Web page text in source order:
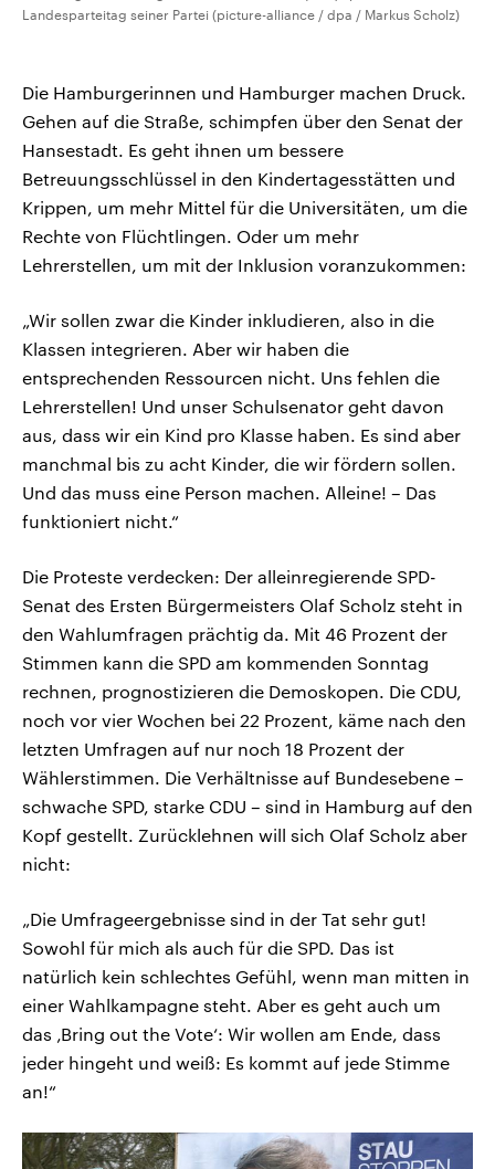
Landesparteitag seiner Partei (picture-alliance / dpa / Markus Scholz)
Die Hamburgerinnen und Hamburger machen Druck.
Gehen auf die Straße, schimpfen über den Senat der
Hansestadt. Es geht ihnen um bessere
Betreuungsschlüssel in den Kindertagesstätten und
Krippen, um mehr Mittel für die Universitäten, um die
Rechte von Flüchtlingen. Oder um mehr
Lehrerstellen, um mit der Inklusion voranzukommen:
„Wir sollen zwar die Kinder inkludieren, also in die
Klassen integrieren. Aber wir haben die
entsprechenden Ressourcen nicht. Uns fehlen die
Lehrerstellen! Und unser Schulsenator geht davon
aus, dass wir ein Kind pro Klasse haben. Es sind aber
manchmal bis zu acht Kinder, die wir fördern sollen.
Und das muss eine Person machen. Alleine! – Das
funktioniert nicht.“
Die Proteste verdecken: Der alleinregierende SPD-
Senat des Ersten Bürgermeisters Olaf Scholz steht in
den Wahlumfragen prächtig da. Mit 46 Prozent der
Stimmen kann die SPD am kommenden Sonntag
rechnen, prognostizieren die Demoskopen. Die CDU,
noch vor vier Wochen bei 22 Prozent, käme nach den
letzten Umfragen auf nur noch 18 Prozent der
Wählerstimmen. Die Verhältnisse auf Bundesebene –
schwache SPD, starke CDU – sind in Hamburg auf den
Kopf gestellt. Zurücklehnen will sich Olaf Scholz aber
nicht:
„Die Umfrageergebnisse sind in der Tat sehr gut!
Sowohl für mich als auch für die SPD. Das ist
natürlich kein schlechtes Gefühl, wenn man mitten in
einer Wahlkampagne steht. Aber es geht auch um
das ‚Bring out the Vote‘: Wir wollen am Ende, dass
jeder hingeht und weiß: Es kommt auf jede Stimme
an!“